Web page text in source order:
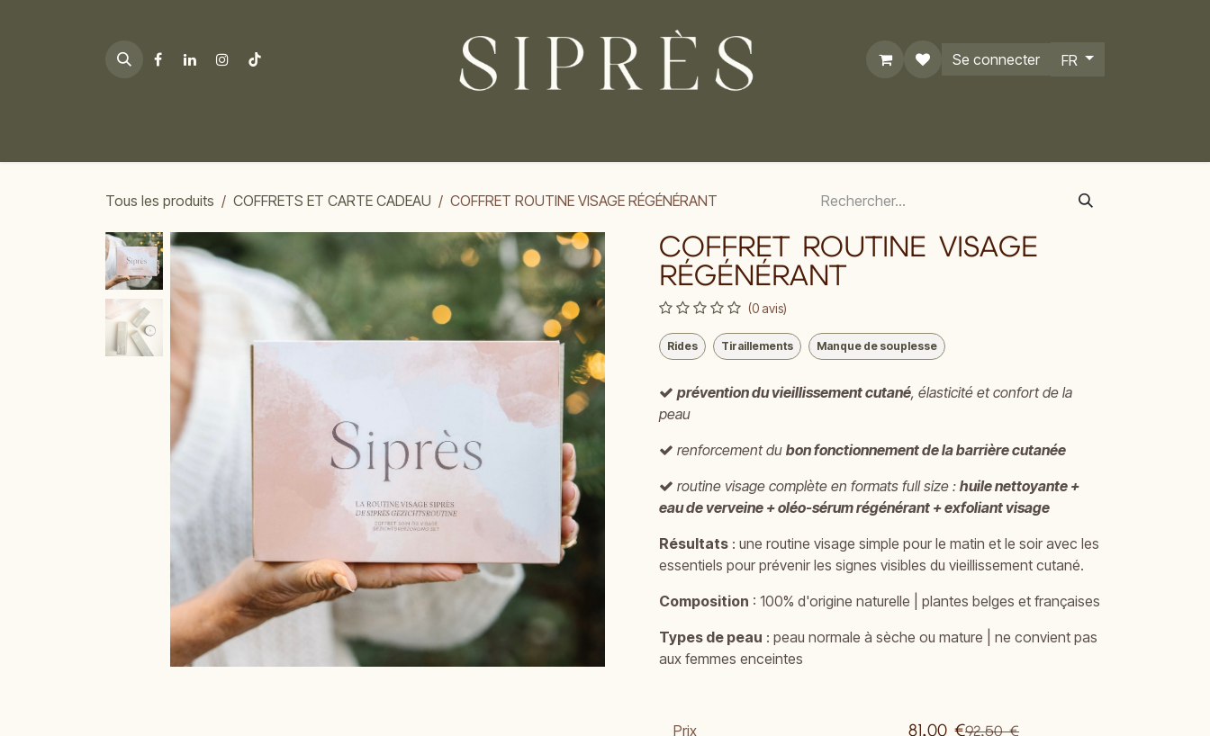
Se connecter FR
Tous les produits COFFRETS ET CARTE CADEAU COFFRET ROUTINE VISAGE RÉGÉNÉRANT
COFFRET ROUTINE VISAGE
RÉGÉNÉRANT
(0 avis)
Rides Tiraillements Manque de souplesse
prévention du vieillissement cutané, élasticité et confort de la
peau
renforcement du bon fonctionnement de la barrière cutanée
routine visage complète en formats full size : huile nettoyante +
eau de verveine + oléo-sérum régénérant + exfoliant visage
Résultats : une routine visage simple pour le matin et le soir avec les
essentiels pour prévenir les signes visibles du vieillissement cutané.
Composition : 100% d'origine naturelle | plantes belges et françaises
Types de peau : peau normale à sèche ou mature | ne convient pas
aux femmes enceintes
Prix 81,00 €92,50€